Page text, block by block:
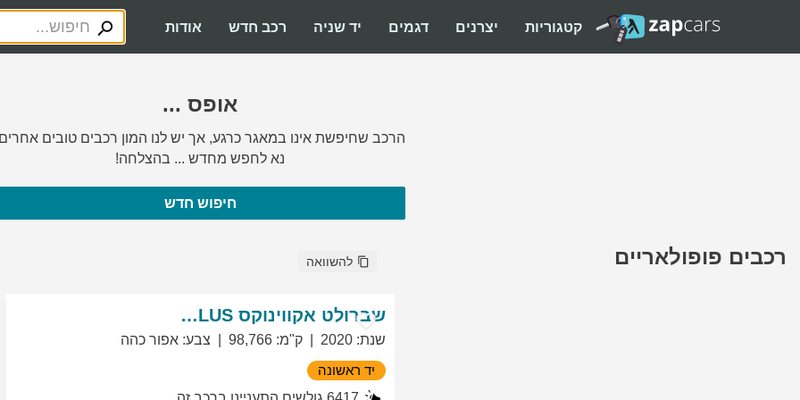
קטגוריות יצרנים דגמים יד שניה רכב חדש אודות
אופס ...
הרכב שחיפשת אינו במאגר כרגע, אך יש לנו המון רכבים טובים
נא לחפש מחדש ... בהצלחה!
חיפוש חדש
רכבים פופולאריים להשוואה
שברולט אקווינוקס LT PLUS
שנת:
2020 ק"מ:
98,766 צבע: אפור כהה
יד ראשונה